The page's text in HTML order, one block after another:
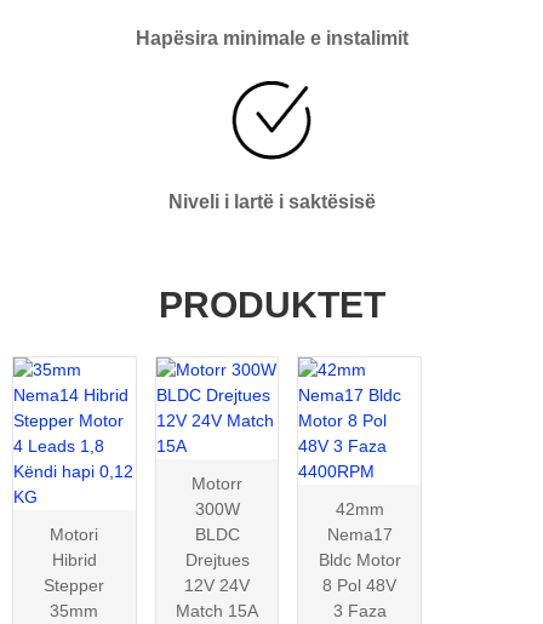
Hapësira minimale e instalimit
Niveli i lartë i saktësisë
PRODUKTET
Motori
Hibrid
Stepper
35mm
Motorr
300W
BLDC
Drejtues
12V 24V
Match 15A
42mm
Nema17
Bldc Motor
8 Pol 48V
3 Faza